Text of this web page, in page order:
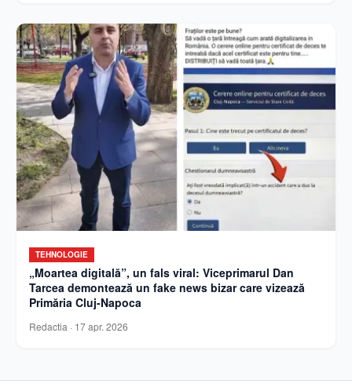
TEHNOLOGIE
„Moartea digitală”, un fals viral: Viceprimarul Dan
Tarcea demontează un fake news bizar care vizează
Primăria Cluj-Napoca
Redactia · 17 apr. 2026